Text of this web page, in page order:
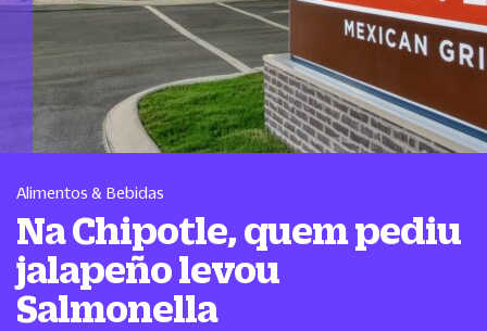
Alimentos & Bebidas
Na Chipotle, quem pediu
jalapeño levou
Salmonella